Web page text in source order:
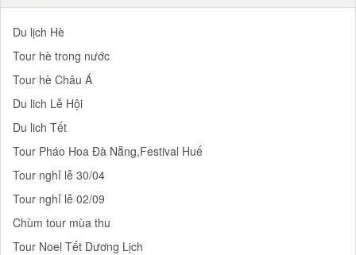
Du lịch Hè
Tour hè trong nước
Tour hè Châu Á
Du lich Lễ Hội
Du lich Tết
Tour Pháo Hoa Đà Nẵng,Festival Huế
Tour nghỉ lễ 30/04
Tour nghỉ lễ 02/09
Chùm tour mùa thu
Tour Noel Tết Dương Lịch